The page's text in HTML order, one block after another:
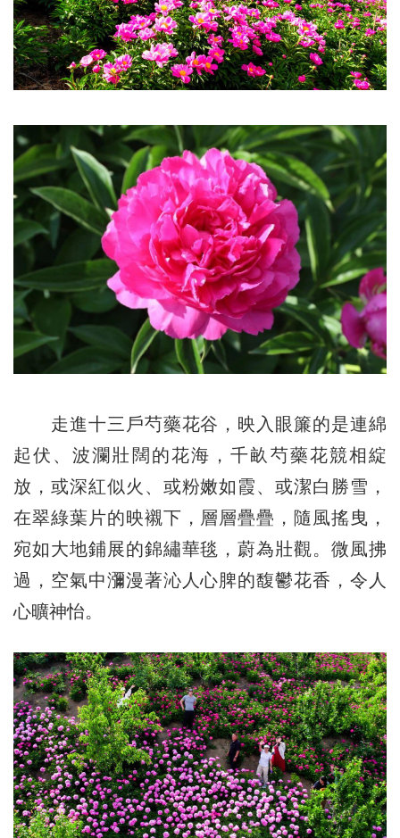
走進十三戶芍藥花谷，映入眼簾的是連綿
起伏、波瀾壯闊的花海，千畝芍藥花競相綻
放，或深紅似火、或粉嫩如霞、或潔白勝雪，
在翠綠葉片的映襯下，層層疊疊，隨風搖曳，
宛如大地鋪展的錦繡華毯，蔚為壯觀。微風拂
過，空氣中瀰漫著沁人心脾的馥鬱花香，令人
心曠神怡。